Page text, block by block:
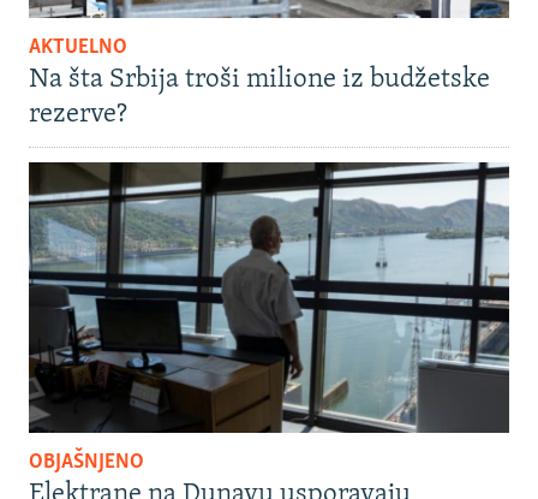
AKTUELNO
Na šta Srbija troši milione iz budžetske
rezerve?
OBJAŠNJENO